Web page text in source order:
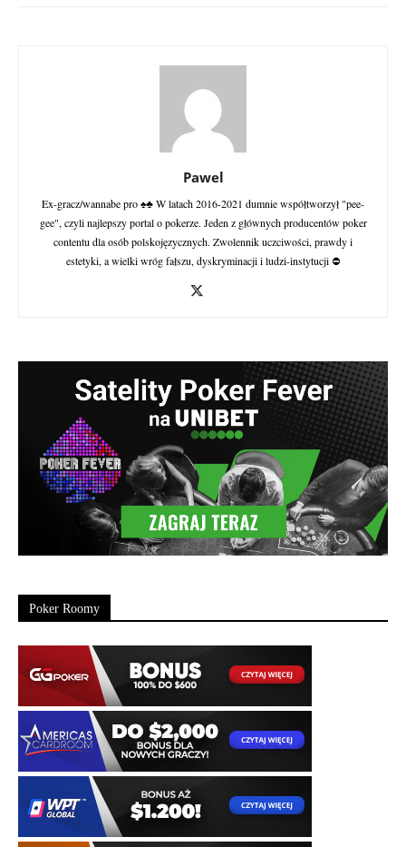
Pawel
Ex-gracz/wannabe pro ♠♣ W latach 2016-2021 dumnie współtworzył "pee-
gee", czyli najlepszy portal o pokerze. Jeden z głównych producentów poker
contentu dla osób polskojęzycznych. Zwolennik uczciwości, prawdy i
estetyki, a wielki wróg fałszu, dyskryminacji i ludzi-instytucji ⛔
Poker Roomy